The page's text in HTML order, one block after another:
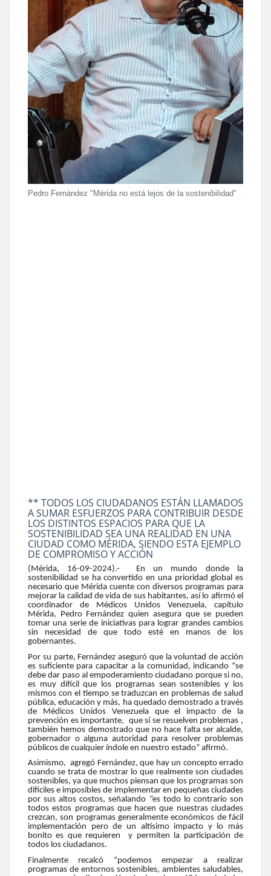
Pedro Fernández "Mérida no está lejos de la sostenibilidad"
** TODOS LOS CIUDADANOS ESTÁN LLAMADOS
A SUMAR ESFUERZOS PARA CONTRIBUIR DESDE
LOS DISTINTOS ESPACIOS PARA QUE LA
SOSTENIBILIDAD SEA UNA REALIDAD EN UNA
CIUDAD COMO MÉRIDA, SIENDO ESTA EJEMPLO
DE COMPROMISO Y ACCIÓN
(Mérida, 16-09-2024).- En un mundo donde la
sostenibilidad se ha convertido en una prioridad global es
necesario que Mérida cuente con diversos programas para
mejorar la calidad de vida de sus habitantes, así lo afirmó el
coordinador de Médicos Unidos Venezuela, capítulo
Mérida, Pedro Fernández quien asegura que se pueden
tomar una serie de iniciativas para lograr grandes cambios
sin necesidad de que todo esté en manos de los
gobernantes.
Por su parte, Fernández aseguró que la voluntad de acción
es suficiente para capacitar a la comunidad, indicando “se
debe dar paso al empoderamiento ciudadano porque si no,
es muy difícil que los programas sean sostenibles y los
mismos con el tiempo se traduzcan en problemas de salud
pública, educación y más, ha quedado demostrado a través
de Médicos Unidos Venezuela que el impacto de la
prevención es importante, que sí se resuelven problemas ,
también hemos demostrado que no hace falta ser alcalde,
gobernador o alguna autoridad para resolver problemas
públicos de cualquier índole en nuestro estado” afirmó.
Asimismo, agregó Fernández, que hay un concepto errado
cuando se trata de mostrar lo que realmente son ciudades
sostenibles, ya que muchos piensan que los programas son
difíciles e imposibles de implementar en pequeñas ciudades
por sus altos costos, señalando “es todo lo contrario son
todos estos programas que hacen que nuestras ciudades
crezcan, son programas generalmente económicos de fácil
implementación pero de un altísimo impacto y lo más
bonito es que requieren y permiten la participación de
todos los ciudadanos.
Finalmente recalcó “podemos empezar a realizar
programas de entornos sostenibles, ambientes saludables,